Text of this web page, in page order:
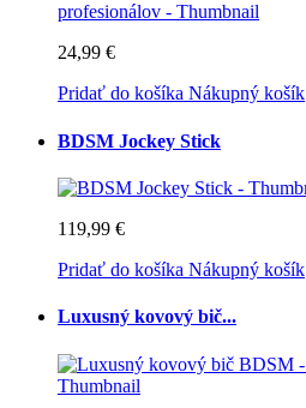
24,99 €
Pridať do košíka Nákupný košík
BDSM Jockey Stick
119,99 €
Pridať do košíka Nákupný košík
Luxusný kovový bič...